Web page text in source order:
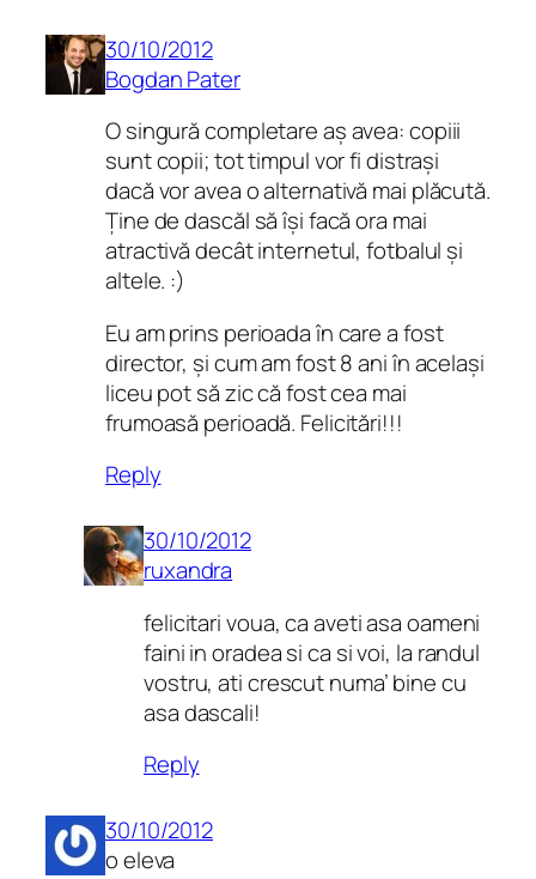
30/10/2012
Bogdan Pater
O singură completare aș avea: copiii
sunt copii; tot timpul vor fi distrași
dacă vor avea o alternativă mai plăcută.
Ține de dascăl să își facă ora mai
atractivă decât internetul, fotbalul și
altele. :)
Eu am prins perioada în care a fost
director, și cum am fost 8 ani în același
liceu pot să zic că fost cea mai
frumoasă perioadă. Felicitări!!!
Reply
30/10/2012
ruxandra
felicitari voua, ca aveti asa oameni
faini in oradea si ca si voi, la randul
vostru, ati crescut numa’ bine cu
asa dascali!
Reply
30/10/2012
o eleva